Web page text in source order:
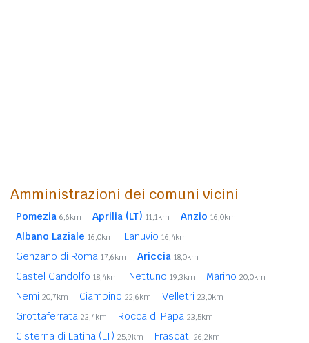
Amministrazioni dei comuni vicini
Pomezia 6,6km Aprilia (LT) 11,1km Anzio 16,0km
Albano Laziale 16,0km Lanuvio 16,4km
Genzano di Roma 17,6km Ariccia 18,0km
Castel Gandolfo 18,4km Nettuno 19,3km Marino 20,0km
Nemi 20,7km Ciampino 22,6km Velletri 23,0km
Grottaferrata 23,4km Rocca di Papa 23,5km
Cisterna di Latina (LT) 25,9km Frascati 26,2km